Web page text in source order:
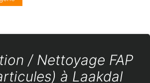
/ Nettoyage FAP
à Laakdal